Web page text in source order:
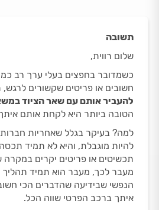
תשובה
שלום רווית,
כשמדובר בחפצים בעלי ערך רב
חשובים או פריטים שקשורים
להעביר אותם עם שאר הציוד
הטובה ביותר היא לקחת אותם איתך
למה? בעיקר בגלל שאחריות
להיות מוגבלת, והיא לא תמיד
תכשיטים או פריטים יקרים במקרה
מעבר לכך, מעבר הוא תמיד תהליך
הנפשי שבידיעה שהדברים הכי
איתך ברכב הפרטי שווה הכל.